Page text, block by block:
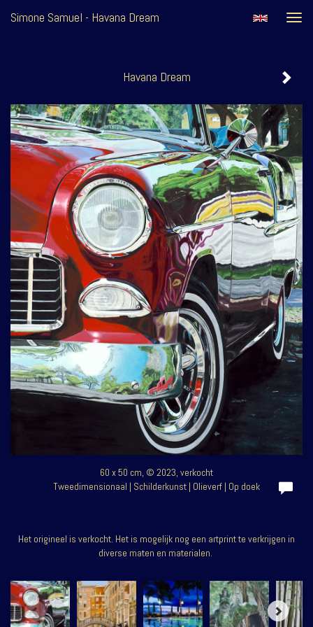
Simone Samuel - Havana Dream
Havana Dream
60 x 50 cm, © 2023, verkocht
Tweedimensionaal | Schilderkunst | Olieverf | Op doek
Het origineel is verkocht. Het is mogelijk nog een artprint te verkrijgen in
diverse maten en materialen.